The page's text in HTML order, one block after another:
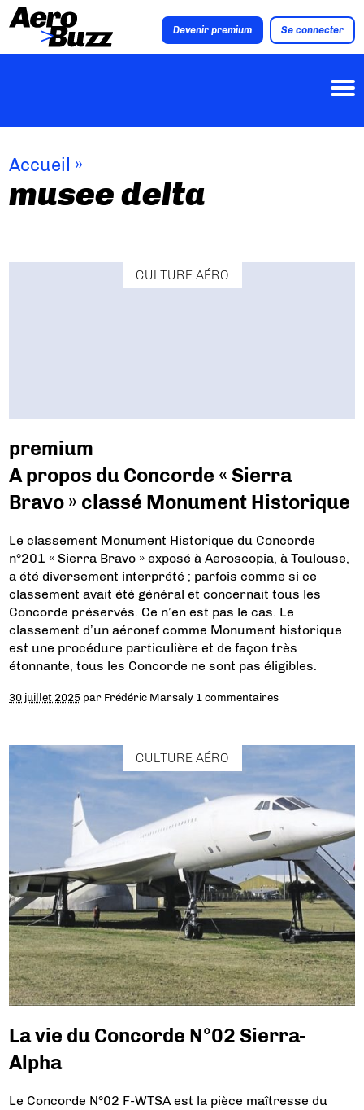
Devenir premium Se connecter
Accueil »
musee delta
CULTURE AÉRO
premium
A propos du Concorde « Sierra
Bravo » classé Monument Historique
Le classement Monument Historique du Concorde
n°201 « Sierra Bravo » exposé à Aeroscopia, à Toulouse,
a été diversement interprété ; parfois comme si ce
classement avait été général et concernait tous les
Concorde préservés. Ce n’en est pas le cas. Le
classement d’un aéronef comme Monument historique
est une procédure particulière et de façon très
étonnante, tous les Concorde ne sont pas éligibles.
30 juillet 2025 par Frédéric Marsaly 1 commentaires
CULTURE AÉRO
La vie du Concorde N°02 Sierra-
Alpha
Le Concorde N°02 F-WTSA est la pièce maîtresse du